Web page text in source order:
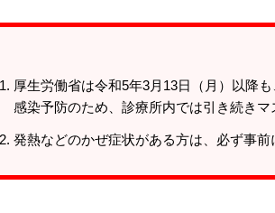
厚生労働省は令和5年3月13日（月）以降
感染予防のため、診療所内では引き続き
発熱などのかぜ症状がある方は、必ず事